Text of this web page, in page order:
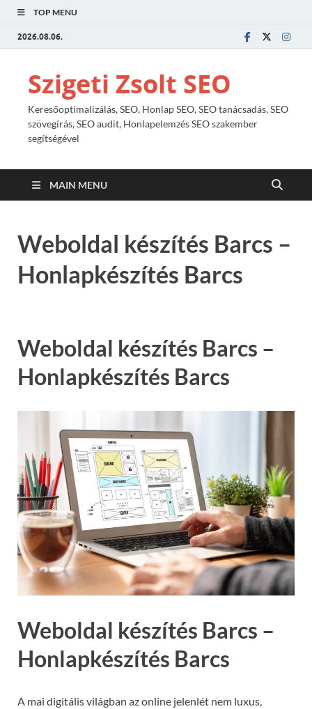
TOP MENU
2026.08.06.
Szigeti Zsolt SEO
Keresőoptimalizálás, SEO, Honlap SEO, SEO tanácsadás, SEO
szövegírás, SEO audit, Honlapelemzés SEO szakember
segítségével
MAIN MENU
Weboldal készítés Barcs –
Honlapkészítés Barcs
Weboldal készítés Barcs –
Honlapkészítés Barcs
Weboldal készítés Barcs –
Honlapkészítés Barcs
A mai digitális világban az online jelenlét nem luxus,